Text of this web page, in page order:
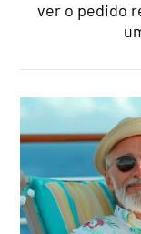
ver o pedido